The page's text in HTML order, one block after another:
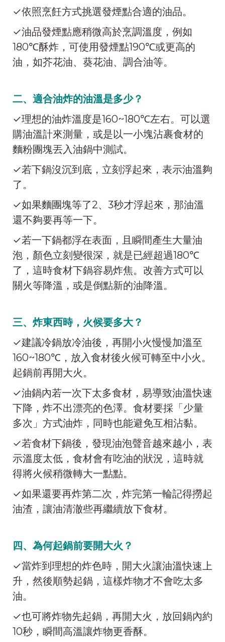
✓依照烹飪方式挑選發煙點合適的油品。
✓油品發煙點應稍微高於烹調溫度，例如
180℃酥炸，可使用發煙點190℃或更高的
油，如芥花油、葵花油、調合油等。
二、適合油炸的油溫是多少？
✓理想的油炸溫度是160~180℃左右。可以選
購油溫計來測量，或是以一小塊沾裹食材的
麵粉團塊丟入油鍋中測試。
✓若下鍋沒沉到底，立刻浮起來，表示油溫夠
了。
✓如果麵團塊等了2、3秒才浮起來，那油溫
還不夠要再等一下。
✓若一下鍋都浮在表面，且瞬間產生大量油
泡，顏色立刻變很深，就是已經超過180℃
了，這時食材下鍋容易炸焦。改善方式可以
關火等降溫，或是倒點新的油降溫。
三、炸東西時，火候要多大？
✓建議冷鍋放冷油後，再開小火慢慢加溫至
160~180℃，放入食材後火候可轉至中小火。
起鍋前再開大火。
✓油鍋內若一次下太多食材，易導致油溫快速
下降，炸不出漂亮的色澤。食材要採「少量
多次」方式油炸，同時也能避免互相沾黏。
✓若食材下鍋後，發現油泡聲音越來越小，表
示溫度太低，食材會有吃油的狀況，這時就
得將火候稍微轉大一點點。
✓如果還要再炸第二次，炸完第一輪記得撈起
油渣，讓油清澈些再繼續放下食材。
四、為何起鍋前要開大火？
✓當炸到理想的炸色時，開大火讓油溫快速上
升，然後順勢起鍋，這樣炸物才不會吃太多
油。
✓也可將炸物先起鍋，再開大火，放回鍋內約
10秒，瞬間高溫讓炸物更香酥。